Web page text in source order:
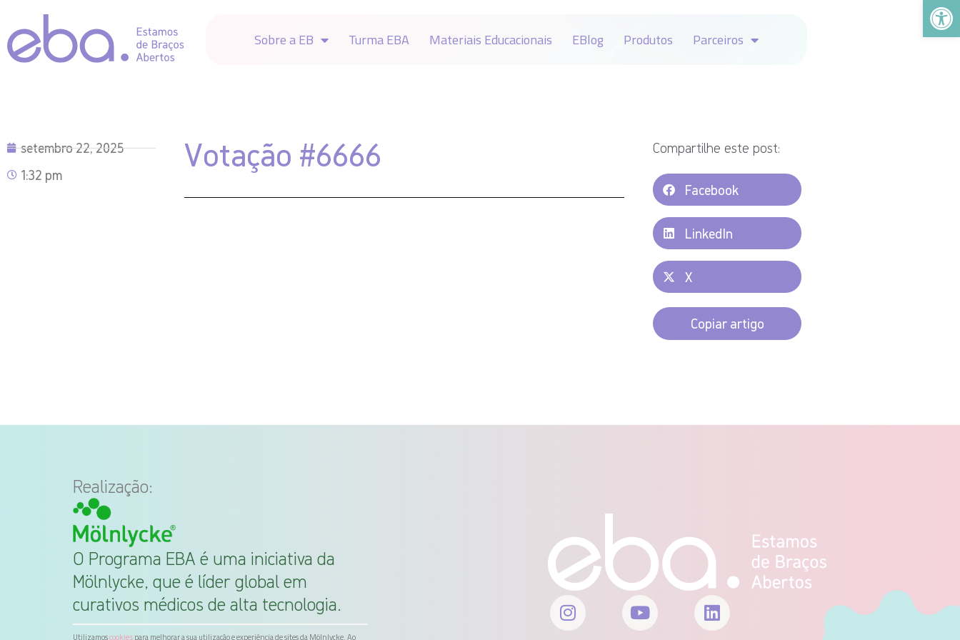
Abrir
Sobre a EB Turma EBA Materiais Educacionais EBlog Produtos Parceiros
setembro 22, 2025
1:32 pm
Votação #6666 Compartilhe este post:
Facebook
LinkedIn
X
Copiar artigo
Realização:
O Programa EBA é uma iniciativa da
Mölnlycke, que é líder global em
curativos médicos de alta tecnologia.
Utilizamoscookies para melhorar a sua utilização e experiência de sites da Mölnlycke. Ao